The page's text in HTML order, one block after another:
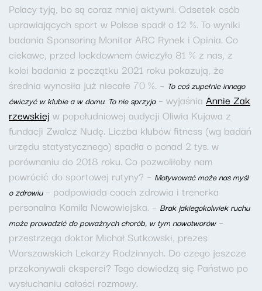
Polacy tyją, bo są coraz mniej aktywni. Odsetek osób
uprawiających sport w Polsce spadł o 12 %. To wyniki
badania Sponsoring Monitor ARC Rynek i Opinia. Co
ciekawe, przed lockdownem ćwiczyło 81 % z nas, z
kolei badania z początku 2021 roku pokazują, że
średnia wynosiła już niecałe 70 %. – To coś zupełnie innego
ćwiczyć w klubie a w domu. To nie sprzyja– wyjaśnia Annie Zak
rzewskiej w popołudniowej audycji Oliwia Kujawa z
fundacji Zwalcz Nudę. Liczba klubów fitness (wg badań
urzędu statystycznego) spadła o ponad 2 tys. w
porównaniu do 2018 roku. Co pozwoliłoby nam
powrócić do sportowej rutyny? – Motywować może nas myśl
o zdrowiu– podpowiada coach zdrowia i trenerka
personalna Kamila Nowowiejska. – Brak jakiegokolwiek ruchu
może prowadzić do poważnych chorób, w tym nowotworów–
przestrzega doktor Michał Sutkowski, prezes
Warszawskich Lekarzy Rodzinnych. Do czego jeszcze
przekonywali eksperci? Tego dowiedzą się Państwo po
wysłuchaniu całości rozmowy.